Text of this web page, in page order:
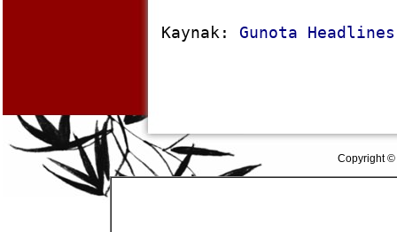
Kaynak: Gunota Headlines
Copyright ©